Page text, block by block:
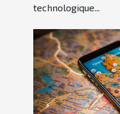
technologique...